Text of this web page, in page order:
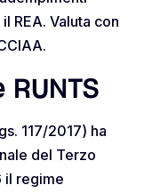
REA. Valuta con
RUNTS
117/2017) ha
del Terzo
il regime